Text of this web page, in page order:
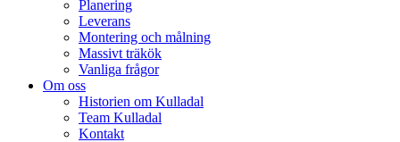
Planering
Leverans
Montering och målning
Massivt träkök
Vanliga frågor
Om oss
Historien om Kulladal
Team Kulladal
Kontakt